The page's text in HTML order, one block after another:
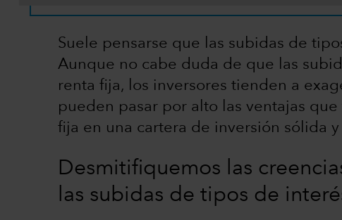
Suele pensarse que las subidas de
Aunque no cabe duda de que las
renta fija, los inversores tienden a
pueden pasar por alto las ventajas
fija en una cartera de inversión sólida
Desmitifiquemos las
las subidas de tipos de